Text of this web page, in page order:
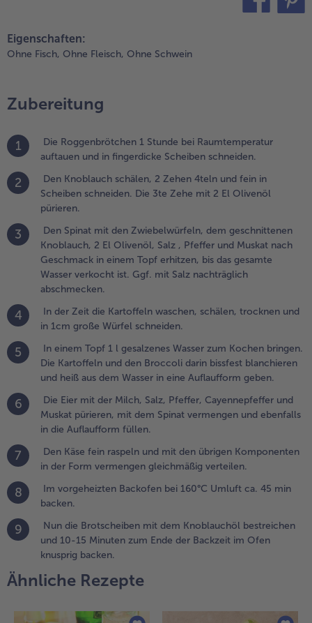
und
nach
bis das
mit Salz
in
einem
den
heiß
Eigenschaften:
Ohne Fisch, Ohne Fleisch, Ohne Schwein
Zubereitung
1
Die Roggenbrötchen 1 Stunde bei Raumtemperatur
auftauen und in fingerdicke Scheiben schneiden.
2
Den Knoblauch schälen, 2 Zehen 4teln und fein in
Scheiben schneiden. Die 3te Zehe mit 2 El Olivenöl
pürieren.
3
Den Spinat mit den Zwiebelwürfeln, dem geschnittenen
Knoblauch, 2 El Olivenöl, Salz , Pfeffer und Muskat nach
Geschmack in einem Topf erhitzen, bis das gesamte
Wasser verkocht ist. Ggf. mit Salz nachträglich
abschmecken.
4
In der Zeit die Kartoffeln waschen, schälen, trocknen und
in 1cm große Würfel schneiden.
5
In einem Topf 1 l gesalzenes Wasser zum Kochen bringen.
Die Kartoffeln und den Broccoli darin bissfest blanchieren
und heiß aus dem Wasser in eine Auflaufform geben.
6
Die Eier mit der Milch, Salz, Pfeffer, Cayennepfeffer und
Muskat pürieren, mit dem Spinat vermengen und ebenfalls
in die Auflaufform füllen.
7
Den Käse fein raspeln und mit den übrigen Komponenten
in der Form vermengen gleichmäßig verteilen.
8
Im vorgeheizten Backofen bei 160°C Umluft ca. 45 min
backen.
9
Nun die Brotscheiben mit dem Knoblauchöl bestreichen
und 10-15 Minuten zum Ende der Backzeit im Ofen
knusprig backen.
Ähnliche Rezepte